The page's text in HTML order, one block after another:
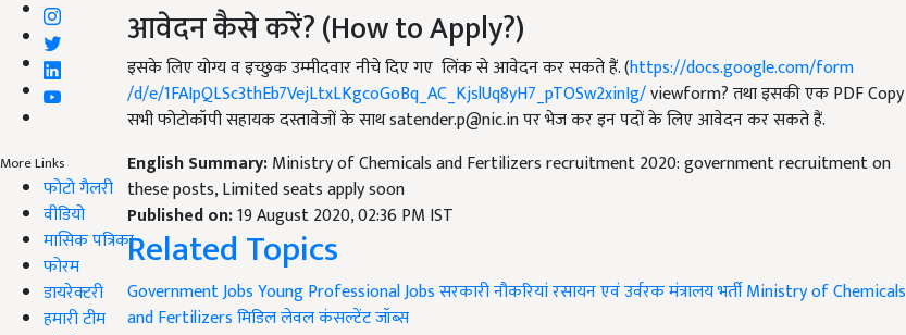
More Links
फोटो गैलरी
वीडियो
मासिक पत्रिका
फोरम
डायरेक्टरी
हमारी टीम
आवेदन कैसे करें? (How to Apply?)
इसके लिए योग्य व इच्छुक उम्मीदवार नीचे दिए गए लिंक से आवेदन कर सकते हैं. (https://docs.google.com/form
/d/e/1FAIpQLSc3thEb7VejLtxLKgcoGoBq_AC_KjslUq8yH7_pTOSw2xinIg/viewform? तथा इसकी एक PDF Copy
सभी फोटोकॉपी सहायक दस्तावेजों के साथsatender.p@nic.inपर भेज कर इन पदों के लिए आवेदन कर सकते हैं.
English Summary:Ministry of Chemicals and Fertilizers recruitment 2020: government recruitment on
these posts, Limited seats apply soon
Published on:19 August 2020, 02:36 PM IST
Related Topics
Government JobsYoung Professional Jobsसरकारी नौकरियांरसायन एवं उर्वरक मंत्रालय भर्तीMinistry of Chemicals
and Fertilizersमिडिल लेवल कंसल्टेंट जॉब्स